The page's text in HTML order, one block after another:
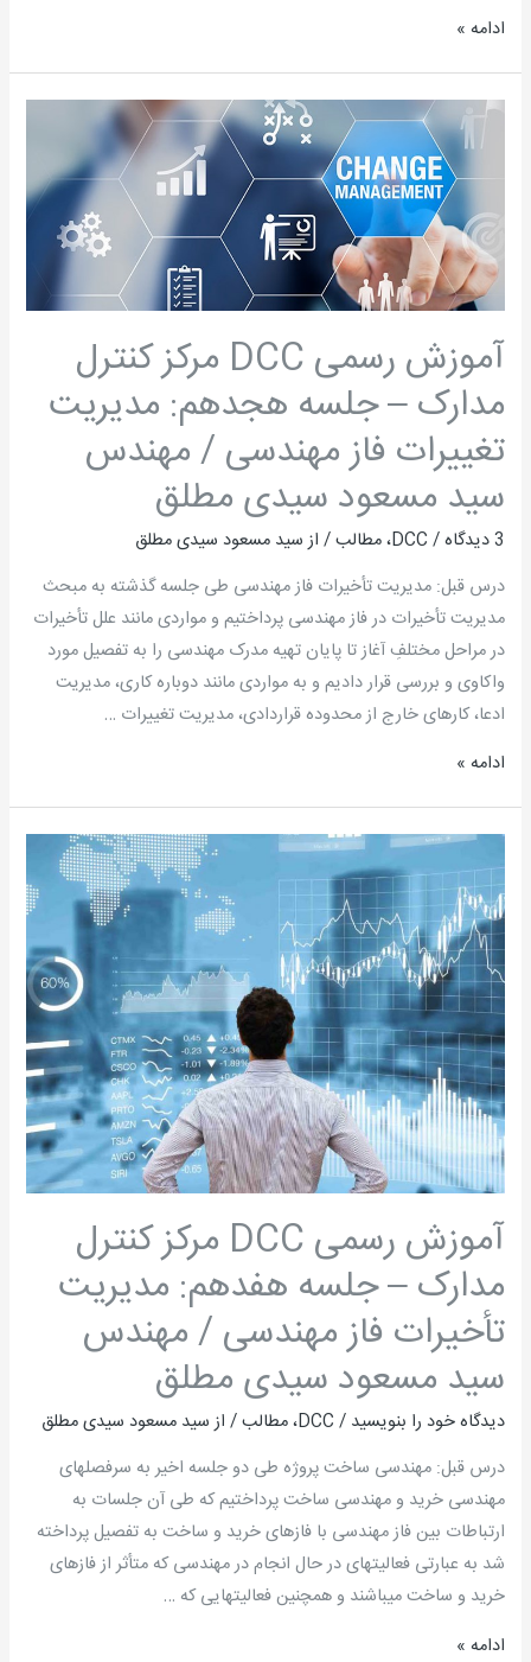
ادامه »
آموزش رسمی DCC مرکز کنترل
مدارک – جلسه هجدهم: مدیریت
تغییرات فاز مهندسی / مهندس
سید مسعود سیدی مطلق
3 دیدگاه /
DCC،مطالب/ ازسید مسعود سیدی مطلق
درس قبل: مدیریت تأخیرات فاز مهندسی طی جلسه گذشته به مبحث
مدیریت تأخیرات در فاز مهندسی پرداختیم و مواردی مانند علل تأخیرات
در مراحل مختلفِ آغاز تا پایان تهیه مدرک مهندسی را به تفصیل مورد
واکاوی و بررسی قرار دادیم و به مواردی مانند دوباره ­کاری، مدیریت
ادعا، کارهای خارج از محدوده قراردادی، مدیریت تغییرات …
آموزش
رسمی
DCC
مرکز
کنترل
مدارک
–
جلسه
هجدهم:
مدیریت
تغییرات
فاز
مهندسی
/
سید
مسعود
سیدی
مطلق
ادامه »
آموزش رسمی DCC مرکز کنترل
مدارک – جلسه هفدهم: مدیریت
تأخیرات فاز مهندسی / مهندس
سید مسعود سیدی مطلق
دیدگاه‌ خود را بنویسید /
DCC،مطالب/ ازسید مسعود سیدی مطلق
درس قبل: مهندسی ساخت پروژه طی دو جلسه اخیر به سرفصلهای
مهندسی خرید و مهندسی ساخت پرداختیم که طی آن جلسات به
ارتباطات بین فاز مهندسی با فازهای خرید و ساخت به تفصیل پرداخته
شد به عبارتی فعالیتهای در حال انجام در مهندسی که متأثر از فازهای
خرید و ساخت می­باشند و همچنین فعالیتهایی که …
آموزش
رسمی
DCC
مرکز
کنترل
مدارک
–
جلسه
هفدهم:
مدیریت
تأخیرات
فاز
مهندسی
مهندس
سید
سیدی
مطلق
ادامه »